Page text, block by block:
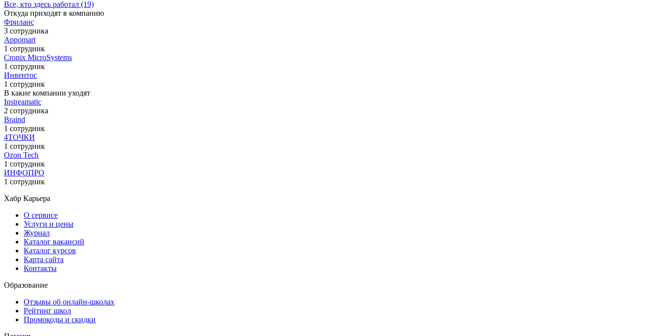
Все, кто здесь работал (19)
Откуда приходят в компанию
Фриланс
3 сотрудника
Appomart
1 сотрудник
Cronix MicroSystems
1 сотрудник
Инвентос
1 сотрудник
В какие компании уходят
Instreamatic
2 сотрудника
Braind
1 сотрудник
4ТОЧКИ
1 сотрудник
Ozon Tech
1 сотрудник
ИНФОПРО
1 сотрудник
Хабр Карьера
О сервисе
Услуги и цены
Журнал
Каталог вакансий
Каталог курсов
Карта сайта
Контакты
Образование
Отзывы об онлайн-школах
Рейтинг школ
Промокоды и скидки